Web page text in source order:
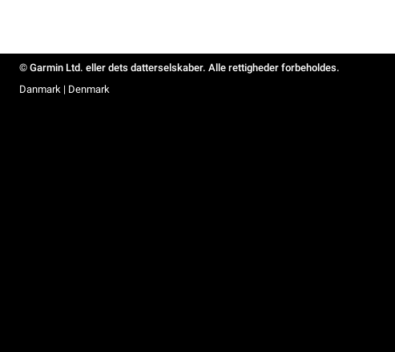
© Garmin Ltd. eller dets datterselskaber. Alle rettigheder forbeholdes.
Danmark | Denmark